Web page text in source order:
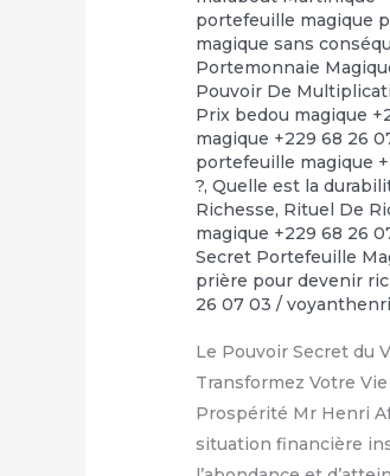
portefeuille magique
magique sans
Portemonnaie
Pouvoir De
Prix bedou magique
magique +229 68 26
portefeuille magique
?,Quelle est la
Richesse, Rituel De
magique +229 68 26
Secret Portefeuille
prière pour devenir
26 07 03 /
Le Pouvoir Secret du
Transformez Votre
Prospérité Mr Henri
situation financière